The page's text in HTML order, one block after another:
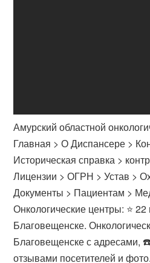
Амурский областной
Главная > О Диспансере >
Историческая справка >
Лицензии > ОГРН > Устав >
Документы > Пациентам >
Онкологические центры: ⭐️
Благовещенске.
Благовещенске с адресами,
отзывами посетителей и